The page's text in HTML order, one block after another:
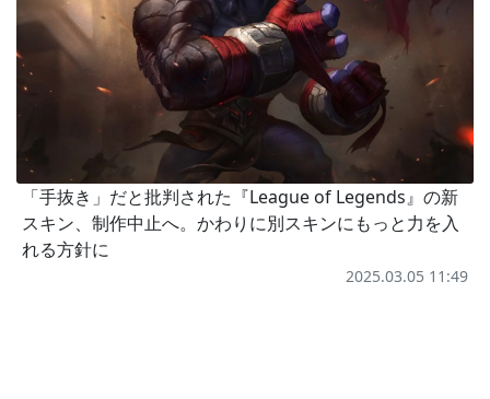
「手抜き」だと批判された『League of Legends』の新
スキン、制作中止へ。かわりに別スキンにもっと力を入
れる方針に
2025.03.05 11:49